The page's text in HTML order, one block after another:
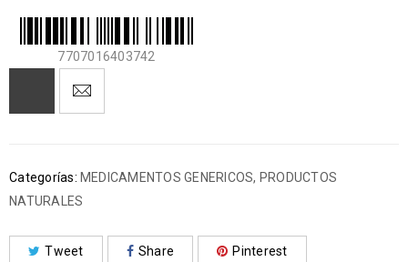
7707016403742
Categorías: MEDICAMENTOS GENERICOS, PRODUCTOS
NATURALES
Tweet Share Pinterest